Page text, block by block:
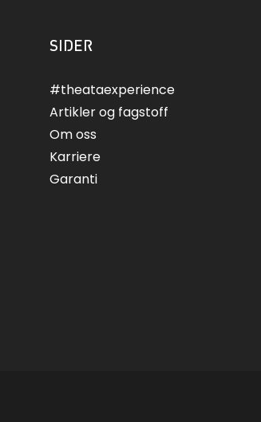
SIDER
#theataexperience
Artikler og fagstoff
Om oss
Karriere
Garanti